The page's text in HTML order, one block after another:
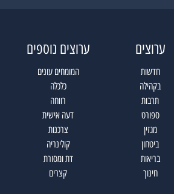
ערוצים
חדשות
בקהילה
תרבות
ספורט
מגזין
ביטחון
בריאות
חינוך
ערוצים נוספים
המומחים עונים
כלכלה
רווחה
דעה אישית
צרכנות
קולינריה
דת ומסורת
קצרים